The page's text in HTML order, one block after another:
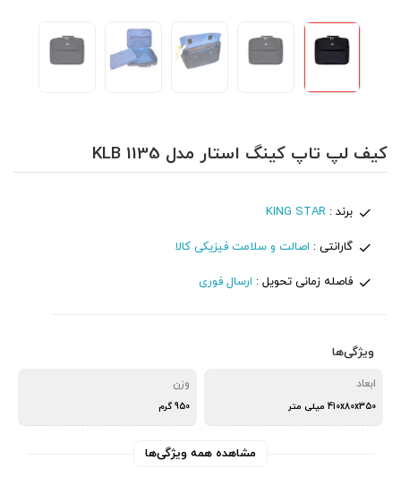
کیف لپ تاپ کینگ استار مدل KLB 1135
برند :KING STAR
گارانتی : اصالت و سلامت فیزیکی کالا
فاصله زمانی تحویل : ارسال فوری
ویژگی‌ها
ابعاد
410x80x350 میلی متر
وزن
950 گرم
مشاهده همه ویژگی‌ها